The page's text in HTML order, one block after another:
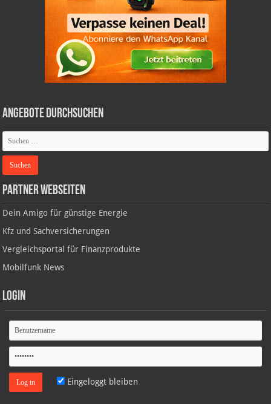
Angebote durchsuchen
Partner Webseiten
Dein Amigo für günstige Energie
Kfz und Sachversicherungen
Vergleichsportal für Finanzprodukte
Mobilfunk News
Login
Eingeloggt bleiben